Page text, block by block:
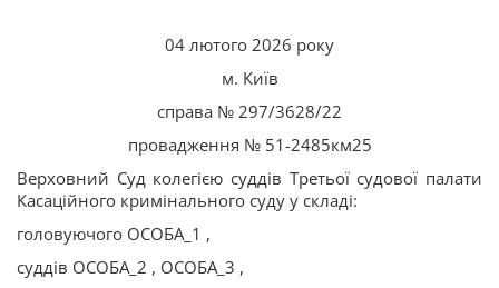
04 лютого 2026 року
м. Київ
справа № 297/3628/22
провадження № 51-2485км25
Верховний Суд колегією суддів Третьої судової палати
Касаційного кримінального суду у складі:
головуючого ОСОБА_1 ,
суддів ОСОБА_2 , ОСОБА_3 ,